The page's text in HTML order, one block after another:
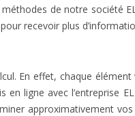
de notre société
recevoir plus
En effet, chaque
ligne avec l’entreprise
approximativement vos